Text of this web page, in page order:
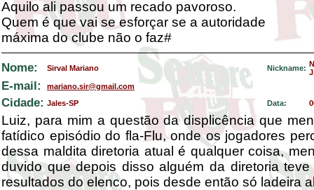
Aquilo ali passou um recado pavoroso.
Quem é que vai se esforçar se a autoridade
máxima do clube não o faz#
Nome: Sirval Mariano Nickname:
E-mail: mariano.sir@gmail.com
Cidade: Jales-SP Data:
Luiz, para mim a questão da displicência que
fatídico episódio do fla-Flu, onde os jogadores
dessa maldita diretoria atual é qualquer coisa,
duvido que depois disso alguém da diretoria
resultados do elenco, pois desde então só ladeira